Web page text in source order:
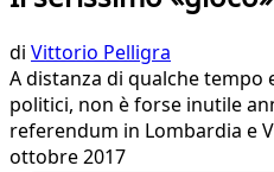
di Vittorio Pelligra
A distanza di qualche tempo
politici, non è forse inutile
referendum in Lombardia e
ottobre 2017